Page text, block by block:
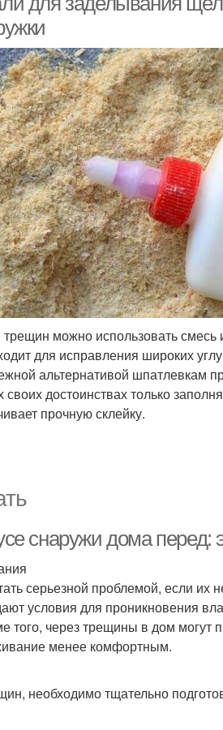
можно использовать смесь
для исправления широких
альтернативой шпатлевкам
достоинствах только
прочную склейку.
снаружи дома
серьезной проблемой, если их
условия для проникновения
того, через трещины в дом могут
менее комфортным.
необходимо тщательно